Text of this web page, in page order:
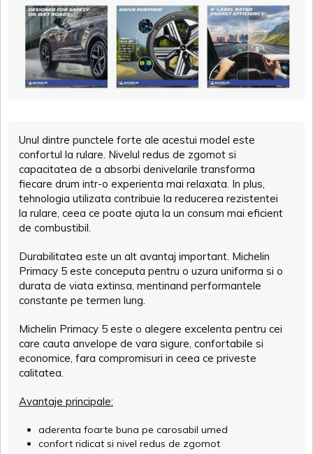
Unul dintre punctele forte ale acestui model este
confortul la rulare. Nivelul redus de zgomot si
capacitatea de a absorbi denivelarile transforma
fiecare drum intr-o experienta mai relaxata. In plus,
tehnologia utilizata contribuie la reducerea rezistentei
la rulare, ceea ce poate ajuta la un consum mai eficient
de combustibil.
Durabilitatea este un alt avantaj important. Michelin
Primacy 5 este conceputa pentru o uzura uniforma si o
durata de viata extinsa, mentinand performantele
constante pe termen lung.
Michelin Primacy 5 este o alegere excelenta pentru cei
care cauta anvelope de vara sigure, confortabile si
economice, fara compromisuri in ceea ce priveste
calitatea.
Avantaje principale:
aderenta foarte buna pe carosabil umed
confort ridicat si nivel redus de zgomot